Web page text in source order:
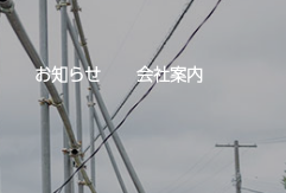
お知らせ 会社案内